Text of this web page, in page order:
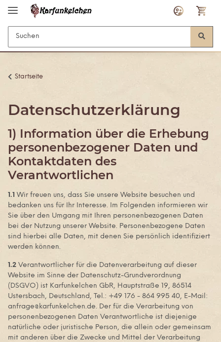
Startseite
Datenschutzerklärung
1) Information über die Erhebung
personenbezogener Daten und
Kontaktdaten des
Verantwortlichen
1.1 Wir freuen uns, dass Sie unsere Website besuchen und
bedanken uns für Ihr Interesse. Im Folgenden informieren wir
Sie über den Umgang mit Ihren personenbezogenen Daten
bei der Nutzung unserer Website. Personenbezogene Daten
sind hierbei alle Daten, mit denen Sie persönlich identifiziert
werden können.
1.2 Verantwortlicher für die Datenverarbeitung auf dieser
Website im Sinne der Datenschutz-Grundverordnung
(DSGVO) ist Karfunkelchen GbR, Hauptstraße 19, 86514
Ustersbach, Deutschland, Tel.: +49 176 - 864 995 40, E-Mail:
anfrage@karfunkelchen.de. Der für die Verarbeitung von
personenbezogenen Daten Verantwortliche ist diejenige
natürliche oder juristische Person, die allein oder gemeinsam
mit anderen über die Zwecke und Mittel der Verarbeitung